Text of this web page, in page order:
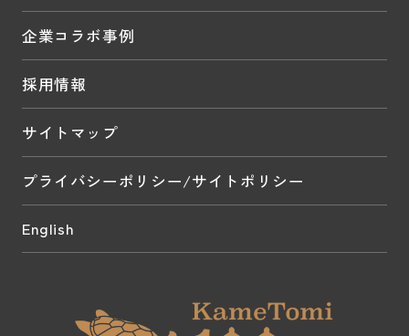
企業コラボ事例
採用情報
サイトマップ
プライバシーポリシー/サイトポリシー
English